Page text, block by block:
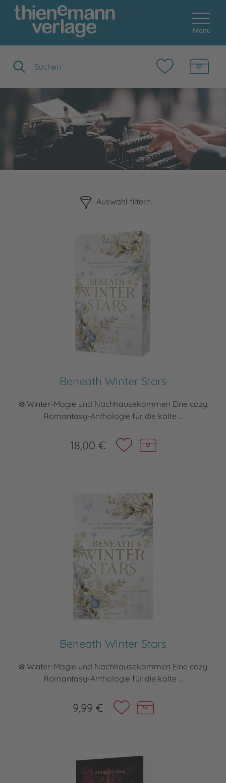
Menu
Auswahl filtern
Beneath Winter Stars
❄️ Winter-Magie und Nachhausekommen Eine cozy
Romantasy-Anthologie für die kalte ...
18,00 €
Beneath Winter Stars
❄️ Winter-Magie und Nachhausekommen Eine cozy
Romantasy-Anthologie für die kalte ...
9,99 €